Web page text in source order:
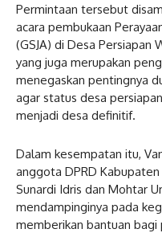
Permintaan tersebut
acara pembukaan
(GSJA) di Desa Persiapan
yang juga merupakan
menegaskan pentingnya
agar status desa
menjadi desa definitif.
Dalam kesempatan itu,
anggota DPRD
Sunardi Idris dan Mohtar
mendampinginya pada
memberikan bantuan bagi